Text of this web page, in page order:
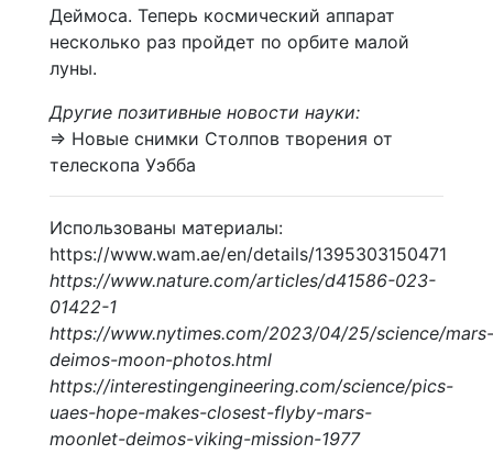
Деймоса. Теперь космический аппарат
несколько раз пройдет по орбите малой
луны.
Другие позитивные новости науки:
⇒ Новые снимки Столпов творения от
телескопа Уэбба
Использованы материалы:
https://www.wam.ae/en/details/1395303150471
https://www.nature.com/articles/d41586-023-
01422-1
https://www.nytimes.com/2023/04/25/science/mars-
deimos-moon-photos.html
https://interestingengineering.com/science/pics-
uaes-hope-makes-closest-flyby-mars-
moonlet-deimos-viking-mission-1977